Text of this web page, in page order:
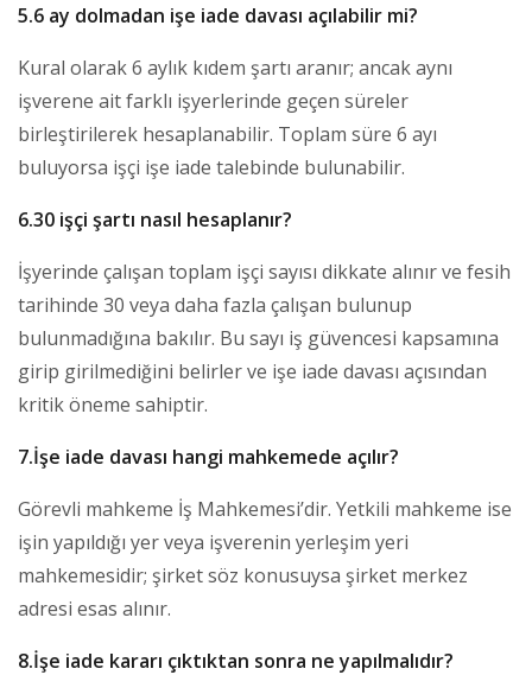
5.6 ay dolmadan işe iade davası açılabilir mi?
Kural olarak 6 aylık kıdem şartı aranır; ancak aynı
işverene ait farklı işyerlerinde geçen süreler
birleştirilerek hesaplanabilir. Toplam süre 6 ayı
buluyorsa işçi işe iade talebinde bulunabilir.
6.30 işçi şartı nasıl hesaplanır?
İşyerinde çalışan toplam işçi sayısı dikkate alınır ve fesih
tarihinde 30 veya daha fazla çalışan bulunup
bulunmadığına bakılır. Bu sayı iş güvencesi kapsamına
girip girilmediğini belirler ve işe iade davası açısından
kritik öneme sahiptir.
7.İşe iade davası hangi mahkemede açılır?
Görevli mahkeme İş Mahkemesi’dir. Yetkili mahkeme ise
işin yapıldığı yer veya işverenin yerleşim yeri
mahkemesidir; şirket söz konusuysa şirket merkez
adresi esas alınır.
8.İşe iade kararı çıktıktan sonra ne yapılmalıdır?